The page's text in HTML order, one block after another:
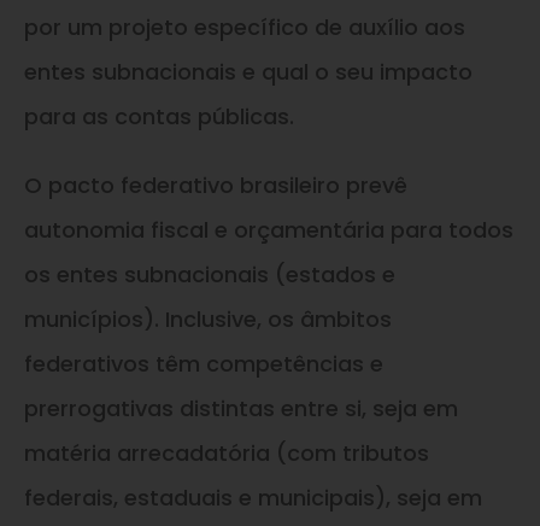
por um projeto específico de auxílio aos
entes subnacionais e qual o seu impacto
para as contas públicas.
O pacto federativo brasileiro prevê
autonomia fiscal e orçamentária para todos
os entes subnacionais (estados e
municípios). Inclusive, os âmbitos
federativos têm competências e
prerrogativas distintas entre si, seja em
matéria arrecadatória (com tributos
federais, estaduais e municipais), seja em